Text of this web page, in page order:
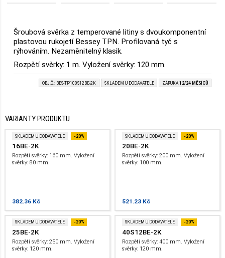
Šroubová svěrka z temperované litiny s dvoukomponentní
plastovou rukojetí Bessey TPN. Profilovaná tyč s
rýhováním. Nezaměnitelný klasik.
Rozpětí svěrky: 1 m. Vyložení svěrky: 120 mm.
OBJ.Č.: BES-TP100S12BE-2K SKLADEM U DODAVATELE ZÁRUKA 12/24 MĚSÍCŮ
VARIANTY PRODUKTU
SKLADEM U DODAVATELE -20%
16BE-2K
Rozpětí svěrky: 160 mm. Vyložení
svěrky: 80 mm.
382.36 Kč
SKLADEM U DODAVATELE -20%
20BE-2K
Rozpětí svěrky: 200 mm. Vyložení
svěrky: 100 mm.
521.23 Kč
SKLADEM U DODAVATELE -20%
25BE-2K
Rozpětí svěrky: 250 mm. Vyložení
svěrky: 120 mm.
SKLADEM U DODAVATELE -20%
40S12BE-2K
Rozpětí svěrky: 400 mm. Vyložení
svěrky: 120 mm.